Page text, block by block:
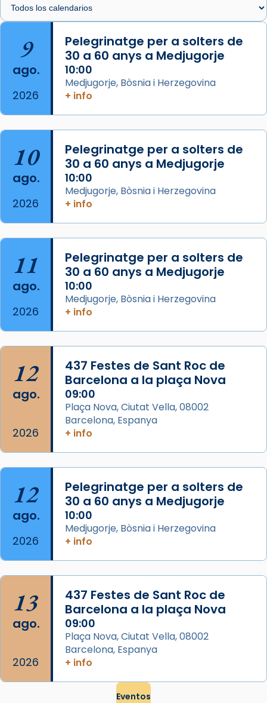
de Barcelona.
2 weeks ago
Aquest dilluns, 27 de juliol, ha tingut lloc la
missa d’acció de gràcies en agraïment al
comitè organitzador de la visita apostòlica
del Sant Pare Lleó XIV a Barcelona, i als
col·laboradors, a la Catedral de Barcelona.
L’arquebisbe de Barcelona, el cardenal Joan
Josep Omella, ha presidit la missa i l’ha
concelebrat el bisbe auxiliar de Barcelona,
Mons. David Abadías.
📸 Dr. G. Simón
Foto
View on Facebook · Share
Arquebisbat de Barcelona
2 weeks ago
Acompanyant la història de sant Cugat, a
partir de l’Edat Mitjana sorgeix la tradició
que les santes Juliana (“relatiu a Júlia”) i
Semproniana (“relatiu a Semprònia =
eterna”) són deixebles seves. I l’any 1667, el
frare Joan Gaspar Roig, afirma en una obra
que les santes són filles de l’antiga Iluro.
Mataró en reivindicarà les relíq
Foto
View on Facebook ·
9
ago.
2026
Pelegrinatge per a solters de
30 a 60 anys a Medjugorje
10:00
Medjugorje, Bòsnia i Herzegovina
+ info
10
ago.
2026
Pelegrinatge per a solters de
30 a 60 anys a Medjugorje
10:00
Medjugorje, Bòsnia i Herzegovina
+ info
11
ago.
2026
Pelegrinatge per a solters de
30 a 60 anys a Medjugorje
10:00
Medjugorje, Bòsnia i Herzegovina
+ info
12
ago.
2026
437 Festes de Sant Roc de
Barcelona a la plaça Nova
09:00
Plaça Nova, Ciutat Vella, 08002
Barcelona, Espanya
+ info
12
ago.
2026
Pelegrinatge per a solters de
30 a 60 anys a Medjugorje
10:00
Medjugorje, Bòsnia i Herzegovina
+ info
13
ago.
2026
437 Festes de Sant Roc de
Barcelona a la plaça Nova
09:00
Plaça Nova, Ciutat Vella, 08002
Barcelona, Espanya
+ info
Eventos